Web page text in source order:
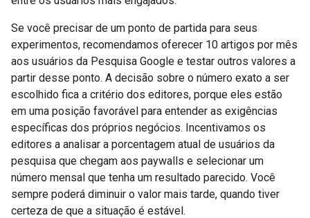
Se você precisar de um ponto de partida para seus
experimentos, recomendamos oferecer 10 artigos por mês
aos usuários da Pesquisa Google e testar outros valores a
partir desse ponto. A decisão sobre o número exato a ser
escolhido fica a critério dos editores, porque eles estão
em uma posição favorável para entender as exigências
específicas dos próprios negócios. Incentivamos os
editores a analisar a porcentagem atual de usuários da
pesquisa que chegam aos paywalls e selecionar um
número mensal que tenha um resultado parecido. Você
sempre poderá diminuir o valor mais tarde, quando tiver
certeza de que a situação é estável.